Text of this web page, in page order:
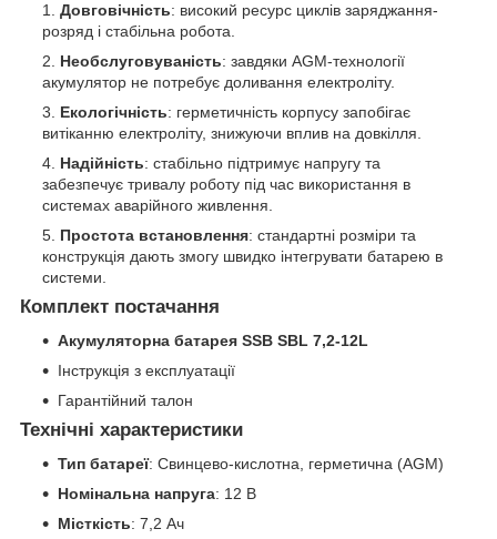
Довговічність: високий ресурс циклів заряджання-
розряд і стабільна робота.
Необслуговуваність: завдяки AGM-технології
акумулятор не потребує доливання електроліту.
Екологічність: герметичність корпусу запобігає
витіканню електроліту, знижуючи вплив на довкілля.
Надійність: стабільно підтримує напругу та
забезпечує тривалу роботу під час використання в
системах аварійного живлення.
Простота встановлення: стандартні розміри та
конструкція дають змогу швидко інтегрувати батарею в
системи.
Комплект постачання
Акумуляторна батарея SSB SBL 7,2-12L
Інструкція з експлуатації
Гарантійний талон
Технічні характеристики
Тип батареї: Свинцево-кислотна, герметична (AGM)
Номінальна напруга: 12 В
Місткість: 7,2 Ач